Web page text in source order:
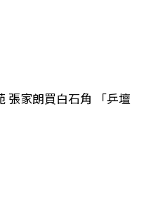
張家朗買白石角 「乒壇